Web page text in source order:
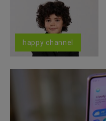
happy channel